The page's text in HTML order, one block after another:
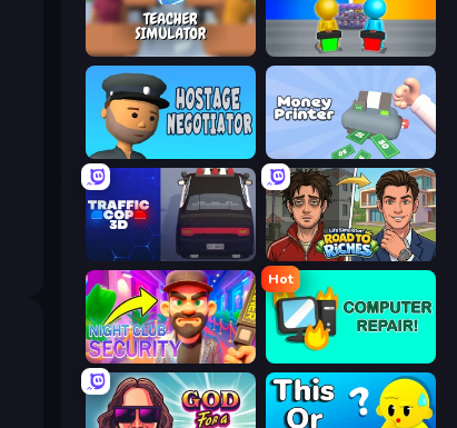
Teacher Simulator Guess Their Answer
Hostage Negotiator Money Printer
Traffic Cop 3D Life Simulator: Road to Riches
Night Club Security
Hot